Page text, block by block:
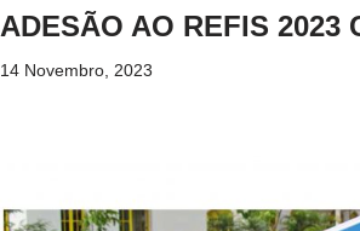
ADESÃO AO REFIS 2023
14 Novembro, 2023